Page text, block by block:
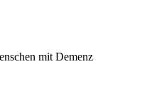
mit Demenz